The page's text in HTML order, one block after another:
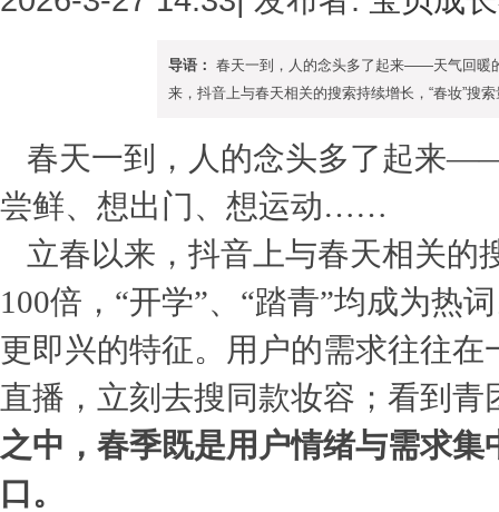
导语： 春天一到，人的念头多了起来——天气回暖
来，抖音上与春天相关的搜索持续增长，“春妆”搜
春天一到，人的念头多了起来
尝鲜、想出门、想运动……
立春以来，抖音上与春天相关的
100倍，“开学”、“踏青”均成为热
更即兴的特征。用户的需求往往
直播，立刻去搜同款妆容；看到
之中，春季既是用户情绪与需求
口。